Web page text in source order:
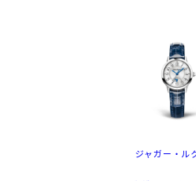
ジャガー・ル